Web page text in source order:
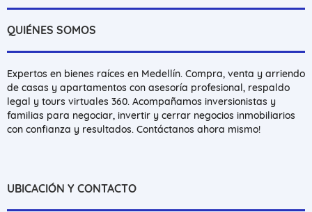
QUIÉNES SOMOS
Expertos en bienes raíces en Medellín. Compra, venta y arriendo
de casas y apartamentos con asesoría profesional, respaldo
legal y tours virtuales 360. Acompañamos inversionistas y
familias para negociar, invertir y cerrar negocios inmobiliarios
con confianza y resultados. Contáctanos ahora mismo!
UBICACIÓN Y CONTACTO